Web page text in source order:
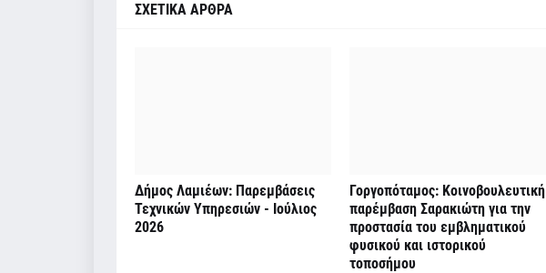
ΣΧΕΤΙΚΑ ΑΡΘΡΑ
Δήμος Λαμιέων: Παρεμβάσεις
Τεχνικών Υπηρεσιών - Ιούλιος
2026
Γοργοπόταμος: Κοινοβουλευτική
παρέμβαση Σαρακιώτη για την
προστασία του εμβληματικού
φυσικού και ιστορικού
τοποσήμου